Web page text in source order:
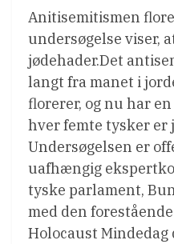
Anitisemitismen
undersøgelse viser,
jødehader.Det
langt fra manet i
florerer, og nu har
hver femte tysker er
Undersøgelsen er
uafhængig
tyske parlament,
med den
Holocaust Mindedag